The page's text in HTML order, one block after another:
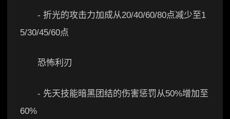
- 折光的攻击力加成从20/40/60/80点减少至1
5/30/45/60点
恐怖利刃
- 先天技能暗黑团结的伤害惩罚从50%增加至
60%